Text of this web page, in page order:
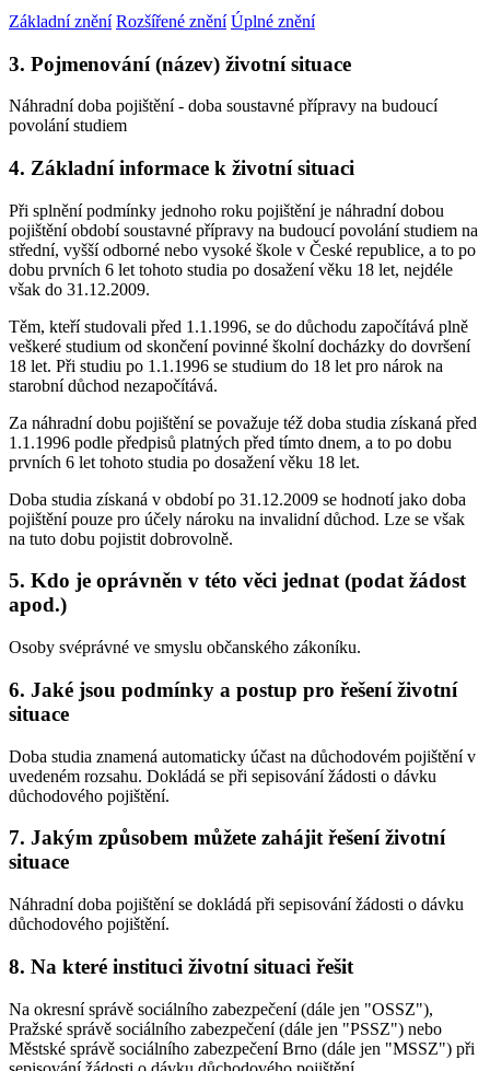
Základní znění Rozšířené znění Úplné znění
3. Pojmenování (název) životní situace
Náhradní doba pojištění - doba soustavné přípravy na budoucí
povolání studiem
4. Základní informace k životní situaci
Při splnění podmínky jednoho roku pojištění je náhradní dobou
pojištění období soustavné přípravy na budoucí povolání studiem na
střední, vyšší odborné nebo vysoké škole v České republice, a to po
dobu prvních 6 let tohoto studia po dosažení věku 18 let, nejdéle
však do 31.12.2009.
Těm, kteří studovali před 1.1.1996, se do důchodu započítává plně
veškeré studium od skončení povinné školní docházky do dovršení
18 let. Při studiu po 1.1.1996 se studium do 18 let pro nárok na
starobní důchod nezapočítává.
Za náhradní dobu pojištění se považuje též doba studia získaná před
1.1.1996 podle předpisů platných před tímto dnem, a to po dobu
prvních 6 let tohoto studia po dosažení věku 18 let.
Doba studia získaná v období po 31.12.2009 se hodnotí jako doba
pojištění pouze pro účely nároku na invalidní důchod. Lze se však
na tuto dobu pojistit dobrovolně.
5. Kdo je oprávněn v této věci jednat (podat žádost
apod.)
Osoby svéprávné ve smyslu občanského zákoníku.
6. Jaké jsou podmínky a postup pro řešení životní
situace
Doba studia znamená automaticky účast na důchodovém pojištění v
uvedeném rozsahu. Dokládá se při sepisování žádosti o dávku
důchodového pojištění.
7. Jakým způsobem můžete zahájit řešení životní
situace
Náhradní doba pojištění se dokládá při sepisování žádosti o dávku
důchodového pojištění.
8. Na které instituci životní situaci řešit
Na okresní správě sociálního zabezpečení (dále jen "OSSZ"),
Pražské správě sociálního zabezpečení (dále jen "PSSZ") nebo
Městské správě sociálního zabezpečení Brno (dále jen "MSSZ") při